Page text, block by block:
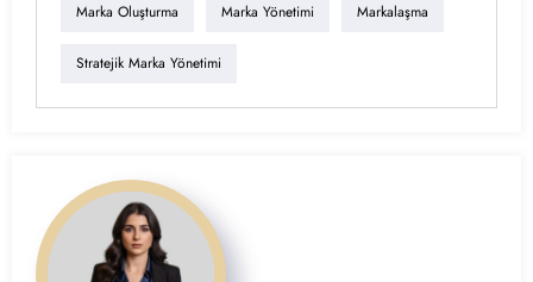
Marka Oluşturma Marka Yönetimi Markalaşma
Stratejik Marka Yönetimi